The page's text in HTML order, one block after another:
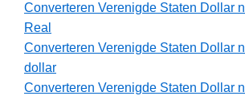
Converteren Verenigde Staten Dollar
Real
Converteren Verenigde Staten Dollar
dollar
Converteren Verenigde Staten Dollar